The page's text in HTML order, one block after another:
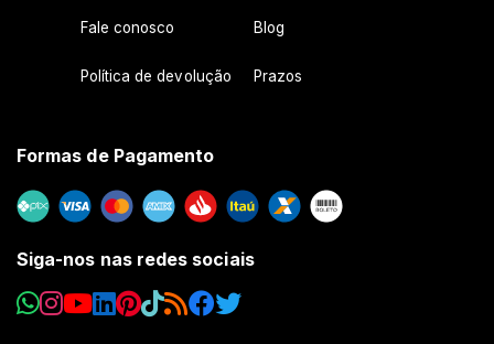
Fale conosco Blog
Política de devolução Prazos
Formas de Pagamento
Siga-nos nas redes sociais